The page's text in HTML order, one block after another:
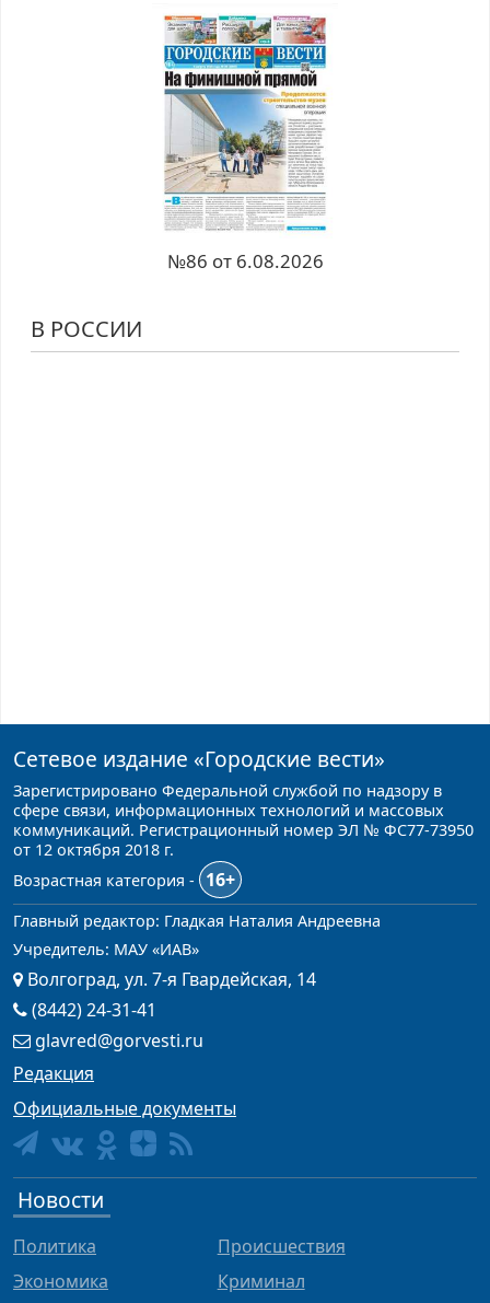
№86 от 6.08.2026
В РОССИИ
Сетевое издание «Городские вести»
Зарегистрировано Федеральной службой по надзору в
сфере связи, информационных технологий и массовых
коммуникаций. Регистрационный номер ЭЛ № ФС77-73950
от 12 октября 2018 г.
Возрастная категория -
16+
Главный редактор: Гладкая Наталия Андреевна
Учредитель: МАУ «ИАВ»
Волгоград, ул. 7-я Гвардейская, 14
(8442) 24-31-41
glavred@gorvesti.ru
Редакция
Официальные документы
Новости
Политика
Экономика
Происшествия
Криминал